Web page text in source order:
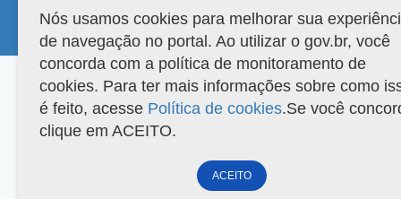
Versão do sistema: 3.88.9 Copyright 2022 Capes. Todos os direitos reservados.
Nós usamos cookies para melhorar sua
de navegação no portal. Ao utilizar o gov.br, você
concorda com a política de monitoramento de
cookies. Para ter mais informações sobre como
é feito, acesse Política de cookies.Se você
clique em ACEITO.
ACEITO